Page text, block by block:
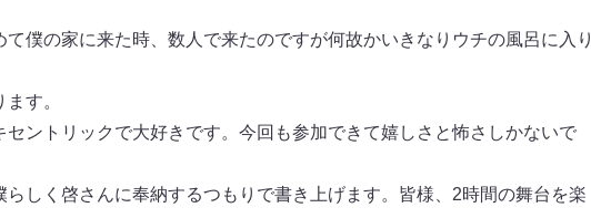
僕の家に来た時、数人で来たのですが何故かいきなりウチの風呂に入り
す。
ントリックで大好きです。今回も参加できて嬉しさと怖さしかないで
しく啓さんに奉納するつもりで書き上げます。皆様、2時間の舞台を楽